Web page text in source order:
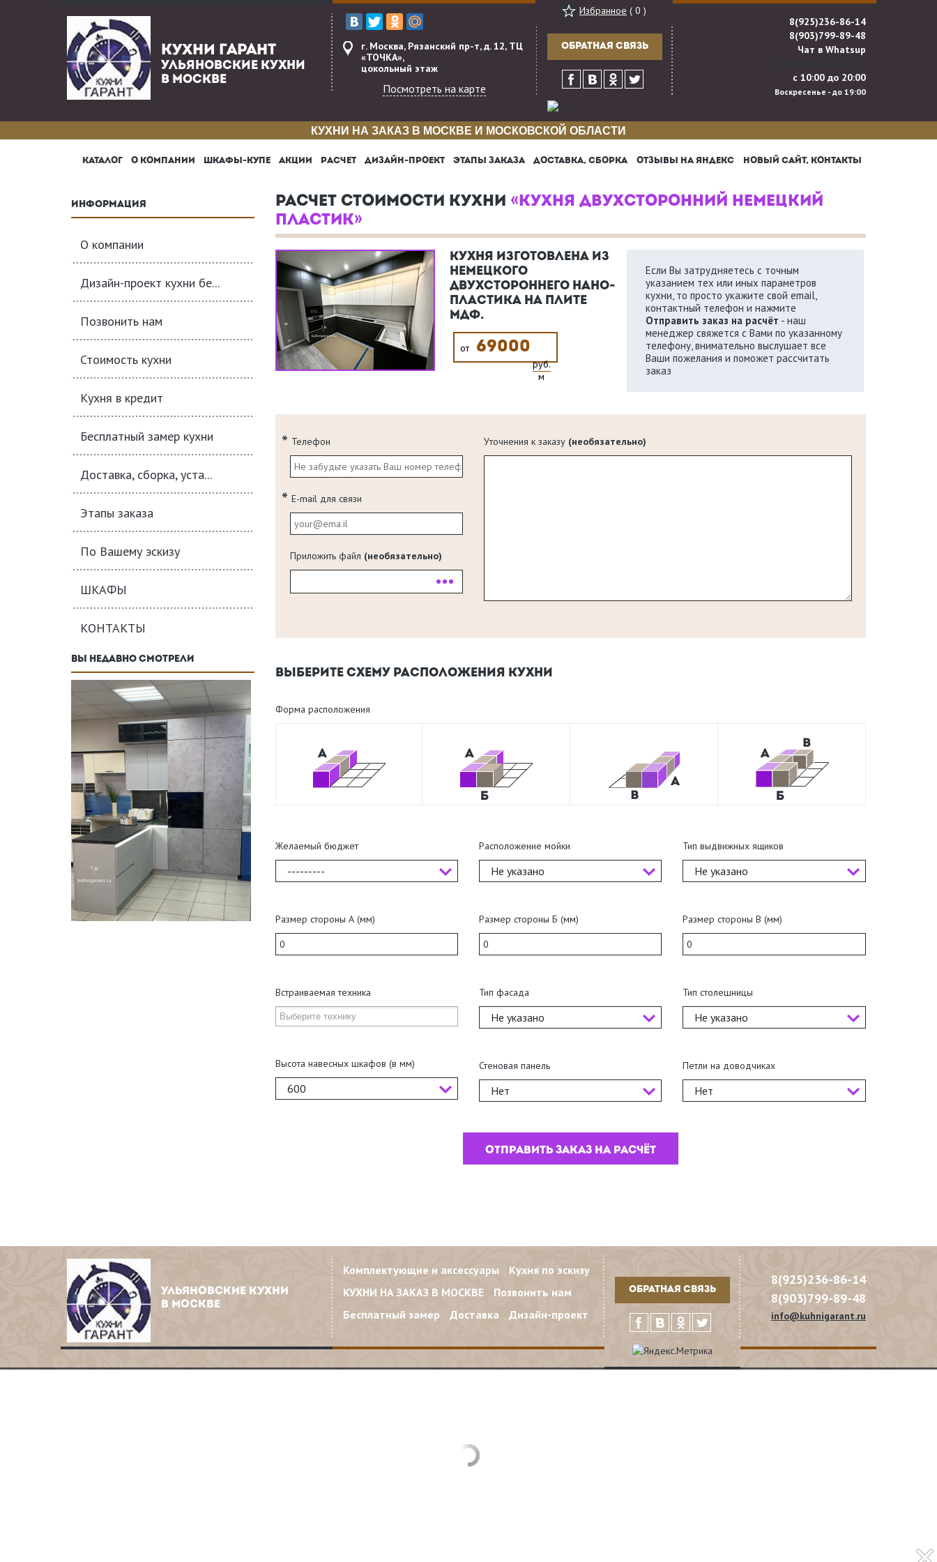
КУХНИ ГАРАНТ
УЛЬЯНОВСКИЕ КУХНИ
В МОСКВЕ
г. Москва, Рязанский пр-т, д. 12, ТЦ
«ТОЧКА»,
цокольный этаж
Посмотреть на карте
Избранное ( 0 )
ОБРАТНАЯ СВЯЗЬ
8(925)236-86-14
8(903)799-89-48
Чат в Whatsup
с 10:00 до 20:00
Воскресенье - до 19:00
КУХНИ НА ЗАКАЗ В МОСКВЕ И МОСКОВСКОЙ ОБЛАСТИ
КАТАЛОГ О КОМПАНИИ ШКАФЫ-КУПЕ АКЦИИ РАСЧЕТ ДИЗАЙН-ПРОЕКТ ЭТАПЫ ЗАКАЗА ДОСТАВКА, СБОРКА ОТЗЫВЫ НА ЯНДЕКС НОВЫЙ САЙТ, КОНТАКТЫ
ИНФОРМАЦИЯ
О компании
Дизайн-проект кухни бе...
Позвонить нам
Стоимость кухни
Кухня в кредит
Бесплатный замер кухни
Доставка, сборка, уста...
Этапы заказа
По Вашему эскизу
ШКАФЫ
КОНТАКТЫ
ВЫ НЕДАВНО СМОТРЕЛИ
РАСЧЕТ СТОИМОСТИ КУХНИ «КУХНЯ ДВУХСТОРОННИЙ НЕМЕЦКИЙ
ПЛАСТИК»
КУХНЯ ИЗГОТОВЛЕНА ИЗ
НЕМЕЦКОГО
ДВУХСТОРОННЕГО НАНО-
ПЛАСТИКА НА ПЛИТЕ
МДФ.
от 69000
руб.
м
Если Вы затрудняетесь с точным
указанием тех или иных параметров
кухни, то просто укажите свой email,
контактный телефон и нажмите
Отправить заказ на расчёт - наш
менеджер свяжется с Вами по указанному
телефону, внимательно выслушает все
Ваши пожелания и поможет рассчитать
заказ
Телефон
E-mail для связи
Приложить файл (необязательно)
Уточнения к заказу (необязательно)
ВЫБЕРИТЕ СХЕМУ РАСПОЛОЖЕНИЯ КУХНИ
Форма расположения
Желаемый бюджет
---------
Размер стороны А (мм)
Встраиваемая техника
Высота навесных шкафов (в мм)
600
Расположение мойки
Не указано
Размер стороны Б (мм)
Тип фасада
Не указано
Стеновая панель
Нет
Тип выдвижных ящиков
Не указано
Размер стороны В (мм)
Тип столешницы
Не указано
Петли на доводчиках
Нет
УЛЬЯНОВСКИЕ КУХНИ
В МОСКВЕ
Комплектующие и аксессуары
Кухня по эскизу
КУХНИ НА ЗАКАЗ В МОСКВЕ
Позвонить нам
Бесплатный замер
Доставка Дизайн-проект
ОБРАТНАЯ СВЯЗЬ
8(925)236-86-14
8(903)799-89-48
info@kuhnigarant.ru